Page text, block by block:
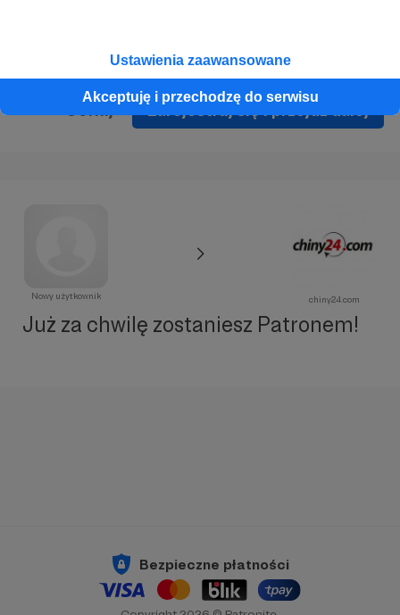
Ustawienia zaawansowane
Akceptuję i przechodzę do serwisu
Zarejestruj się i przejdź dalej
Nowy użytkownik chiny24.com
Już za chwilę zostaniesz Patronem!
Bezpieczne płatności